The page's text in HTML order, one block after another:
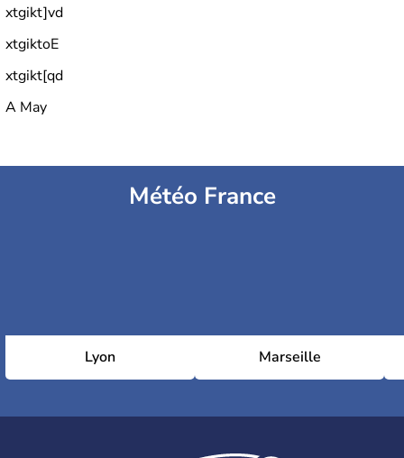
xtgikt]vd
xtgiktoE
xtgikt[qd
A May
Météo France
Lyon Marseille